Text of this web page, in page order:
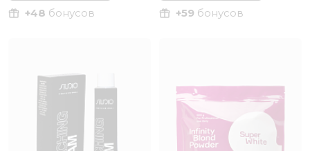
+48 бонусов +59 бонусов